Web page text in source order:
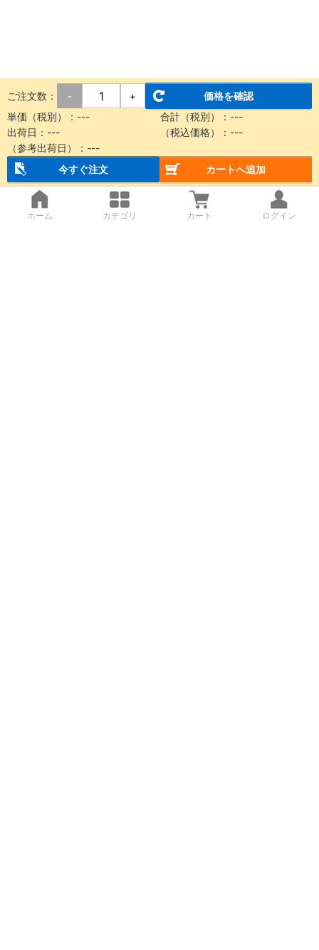
ご注文数： - +
価格を確認
単価（税別）： --- 合計（税別）： ---
出荷日： --- （税込価格）： ---
（参考出荷日）： ---
今すぐ注文
カートへ追加
ホーム カテゴリ カート ログイン